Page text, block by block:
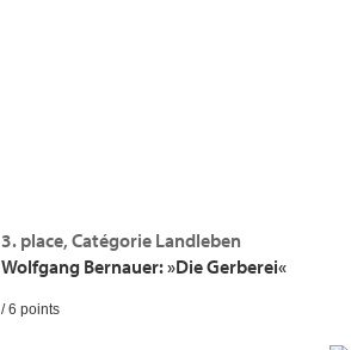
3. place, Catégorie Landleben
Wolfgang Bernauer: »Die Gerberei«
/ 6 points